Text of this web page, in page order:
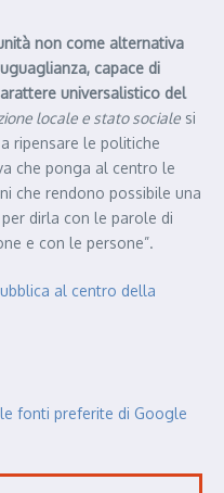
non come alternativa
capace di
universalistico del
locale e stato sociale si
ripensare le politiche
che ponga al centro le
che rendono possibile una
dirla con le parole di
e con le persone”.
al centro della
fonti preferite di Google